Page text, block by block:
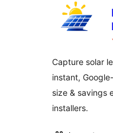
Capture solar
instant,
size & savings
installers.